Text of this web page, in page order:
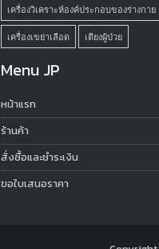
เครื่องวิเคราะห์องค์ประกอบของร่างกาย
เครื่องเขย่าเลือด เตียงผู้ป่วย
Menu JP
หน้าแรก
ร้านค้า
สั่งซื้อและชำระเงิน
ขอใบเสนอราคา